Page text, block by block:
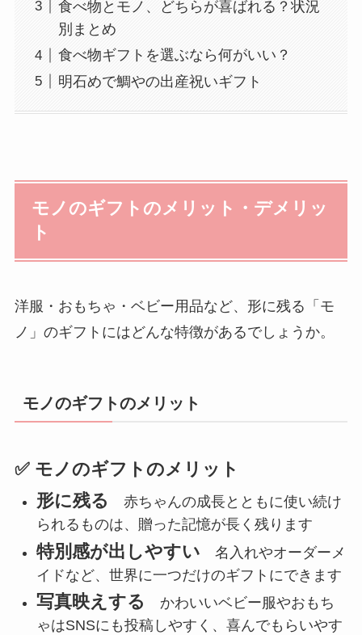
食べ物とモノ、どちらが喜ばれる？状況
別まとめ
食べ物ギフトを選ぶなら何がいい？
明石めで鯛やの出産祝いギフト
モノのギフトのメリット・デメリッ
ト
洋服・おもちゃ・ベビー用品など、形に残る「モ
ノ」のギフトにはどんな特徴があるでしょうか。
モノのギフトのメリット
✅ モノのギフトのメリット
形に残る
赤ちゃんの成長とともに使い続け
られるものは、贈った記憶が長く残ります
特別感が出しやすい 名入れやオーダーメ
イドなど、世界に一つだけのギフトにできます
写真映えする
かわいいベビー服やおもち
ゃはSNSにも投稿しやすく、喜んでもらいやす